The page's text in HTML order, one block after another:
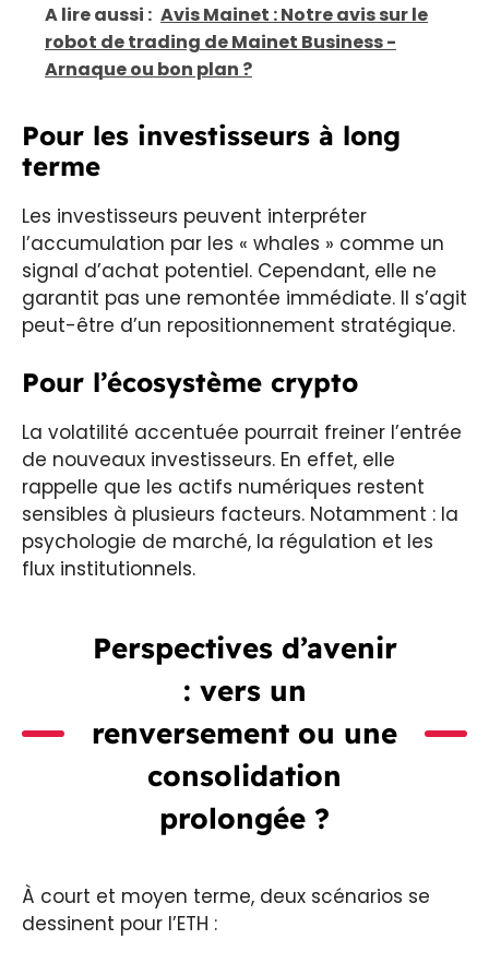
A lire aussi : Avis Mainet : Notre avis sur le
robot de trading de Mainet Business -
Arnaque ou bon plan ?
Pour les investisseurs à long
terme
Les investisseurs peuvent interpréter
l’accumulation par les « whales » comme un
signal d’achat potentiel. Cependant, elle ne
garantit pas une remontée immédiate. Il s’agit
peut-être d’un repositionnement stratégique.
Pour l’écosystème crypto
La volatilité accentuée pourrait freiner l’entrée
de nouveaux investisseurs. En effet, elle
rappelle que les actifs numériques restent
sensibles à plusieurs facteurs. Notamment : la
psychologie de marché, la régulation et les
flux institutionnels.
Perspectives d’avenir
: vers un
renversement ou une
consolidation
prolongée ?
À court et moyen terme, deux scénarios se
dessinent pour l’ETH :